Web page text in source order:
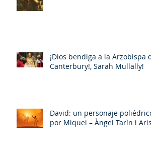
¡Dios bendiga a la Arzobispa de
Canterbury!, Sarah Mullally!
David: un personaje poliédrico,
por Miquel – Àngel Tarín i Arisó